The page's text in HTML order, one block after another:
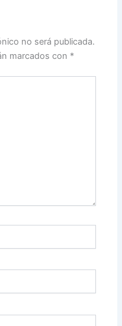
no será publicada.
marcados con *